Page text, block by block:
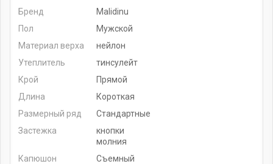
Бренд
Malidinu
Пол
Мужской
Материал верха
нейлон
Утеплитель
тинсулейт
Крой
Прямой
Длина
Короткая
Размерный ряд
Стандартные
Застежка
кнопки
молния
Капюшон
Съемный